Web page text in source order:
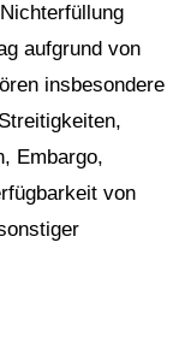
aufgrund von
insbesondere
Embargo,
von